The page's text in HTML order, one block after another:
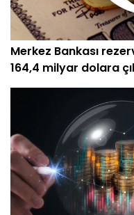
Merkez Bankası
164,4 milyar dolara